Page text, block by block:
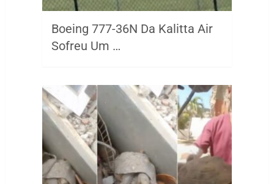
Boeing 777-36N Da Kalitta Air
Sofreu Um …